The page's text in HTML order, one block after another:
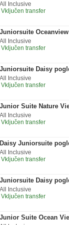
All Inclusive
Vključen transfer
Juniorsuite Oceanview
All Inclusive
Vključen transfer
Juniorsuite Daisy
All Inclusive
Vključen transfer
Junior Suite Nature
All Inclusive
Vključen transfer
Daisy Juniorsuite
All Inclusive
Vključen transfer
Juniorsuite Daisy
All Inclusive
Vključen transfer
Junior Suite Ocean